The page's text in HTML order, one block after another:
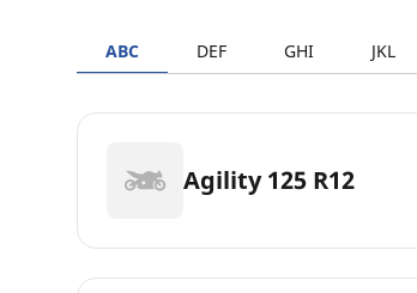
ABC DEF GHI JKL
Agility 125 R12